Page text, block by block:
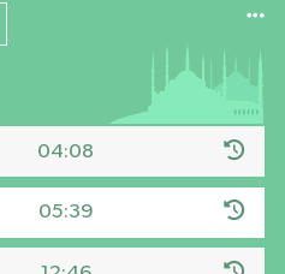
04:08
05:39